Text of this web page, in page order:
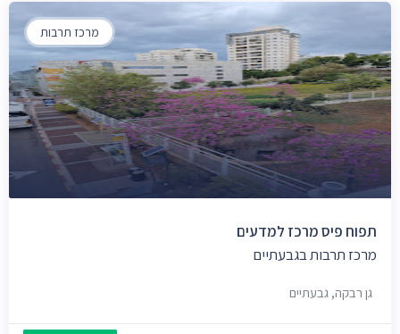
מרכז תרבות
תפוח פיס מרכז למדעים
מרכז תרבות בגבעתיים
גן רבקה, גבעתיים